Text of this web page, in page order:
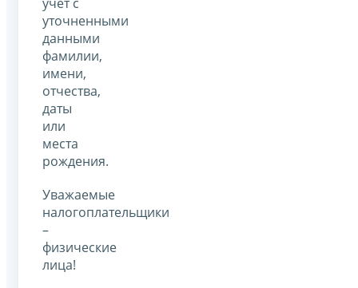
уточненными
данными
фамилии,
имени,
отчества,
даты
или
места
рождения.
Уважаемые
налогоплательщики
–
физические
лица!